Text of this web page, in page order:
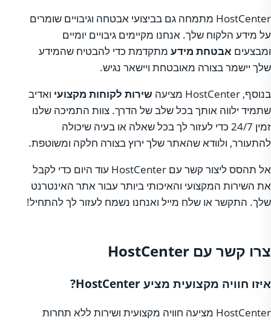
HostCenter מתמחה גם בביצועי אבטחה וגיבויים שומרים
על מידע הלקוח שלך. אנחנו מקיימים גיבויים יומיים
ומבצעים אבטחת מידע מתקדמת כדי להבטיח שהמידע
שלך יישמר בצורה מאובטחת ויישאר נגיש.
בנוסף, HostCenter מציעה
שירות לקוחות מקצועי ואדיב
שתמיד ילווה אותך בכל שלב של הדרך. צוות התמיכה שלנו
זמין 24/7 כדי לעזור לך בכל שאלה או בעיה שיכולה
להתעורר, ולוודא שהאתר שלך ירוץ בצורה חלקה ומשוטפת.
אל תהסס ליצור קשר עם HostCenter עוד היום כדי לקבל
את השירות המקצועי והאיכותי ביותר עבור אתר האינטרנט
שלך. התקשר או שלח מייל ואנחנו נשמח לעזור לך להתחיל!
צרו קשר עם HostCenter
איזו חוויה מקצועית מציע HostCenter?
HostCenter מציעה חוויה מקצועית ושירות ללא תחרות